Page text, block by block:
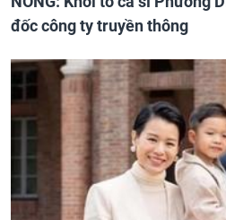
đốc công ty truyền thông